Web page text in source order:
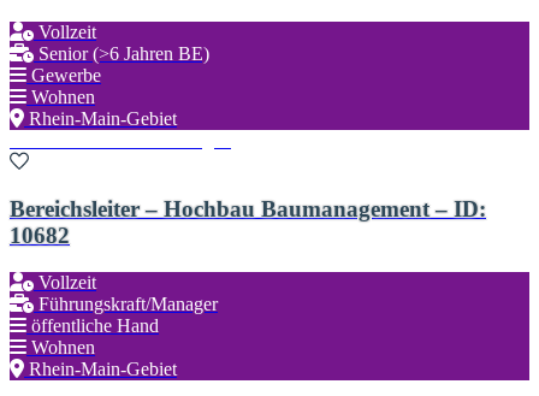
Vollzeit
Senior (>6 Jahren BE)
Gewerbe
Wohnen
Rhein-Main-Gebiet
Bereichsleiter – Hochbau Baumanagement – ID:
10682
Vollzeit
Führungskraft/Manager
öffentliche Hand
Wohnen
Rhein-Main-Gebiet